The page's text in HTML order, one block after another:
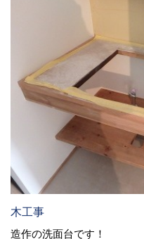
木工事
造作の洗面台です！